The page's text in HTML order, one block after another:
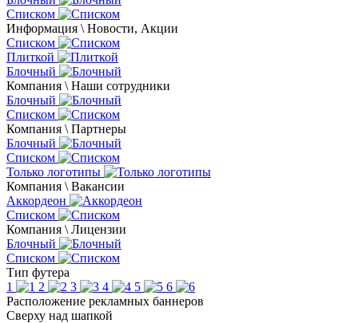
Списком
Информация \ Новости, Акции
Списком
Плиткой
Блочный
Компания \ Наши сотрудники
Блочный
Списком
Компания \ Партнеры
Блочный
Списком
Только логотипы
Компания \ Вакансии
Аккордеон
Списком
Компания \ Лицензии
Блочный
Списком
Тип футера
1
2 3 4 5
6
Расположение рекламных баннеров
Сверху над шапкой